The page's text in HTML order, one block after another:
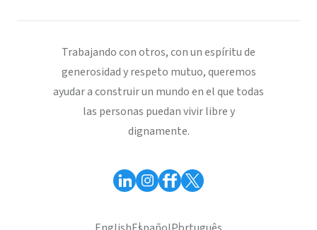
Trabajando con otros, con un espíritu de
generosidad y respeto mutuo, queremos
ayudar a construir un mundo en el que todas
las personas puedan vivir libre y
dignamente.